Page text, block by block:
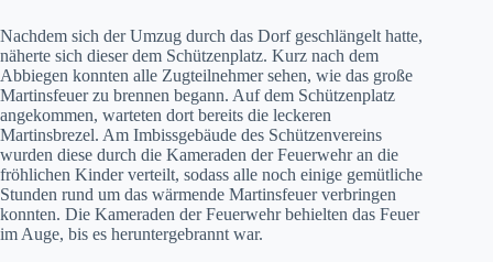
Nachdem sich der Umzug durch das Dorf geschlängelt hatte,
näherte sich dieser dem Schützenplatz. Kurz nach dem
Abbiegen konnten alle Zugteilnehmer sehen, wie das große
Martinsfeuer zu brennen begann. Auf dem Schützenplatz
angekommen, warteten dort bereits die leckeren
Martinsbrezel. Am Imbissgebäude des Schützenvereins
wurden diese durch die Kameraden der Feuerwehr an die
fröhlichen Kinder verteilt, sodass alle noch einige gemütliche
Stunden rund um das wärmende Martinsfeuer verbringen
konnten. Die Kameraden der Feuerwehr behielten das Feuer
im Auge, bis es heruntergebrannt war.